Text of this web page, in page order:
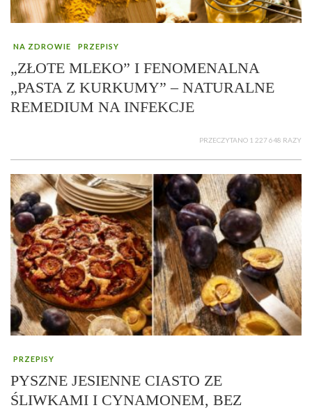
NA ZDROWIE PRZEPISY
„ZŁOTE MLEKO” I FENOMENALNA
„PASTA Z KURKUMY” – NATURALNE
REMEDIUM NA INFEKCJE
PRZECZYTANO 1 227 648 RAZY
PRZEPISY
PYSZNE JESIENNE CIASTO ZE
ŚLIWKAMI I CYNAMONEM, BEZ